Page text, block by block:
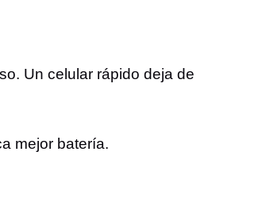
Un celular rápido deja de
mejor batería.